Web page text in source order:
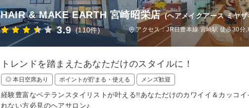
HAIR & MAKE EARTH 宮崎昭栄店 (ヘアメイクアース ミヤ
3.9 (110件) アクセス：JR日豊本線 宮崎駅 徒歩30分,
トレンドを踏まえたあなただけのスタイルに！
◎ 本日空席あり ポイントが貯まる・使える メンズ歓迎
経験豊富なベテランスタイリストが叶える!!あなただけのカワイイ＆カッコ
れない方必見のヘアサロン♪